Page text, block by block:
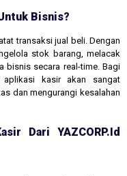
Bisnis?
transaksi jual beli. Dengan
stok barang, melacak
bisnis secara real-time. Bagi
aplikasi kasir akan sangat
dan mengurangi kesalahan
Dari YAZCORP.id